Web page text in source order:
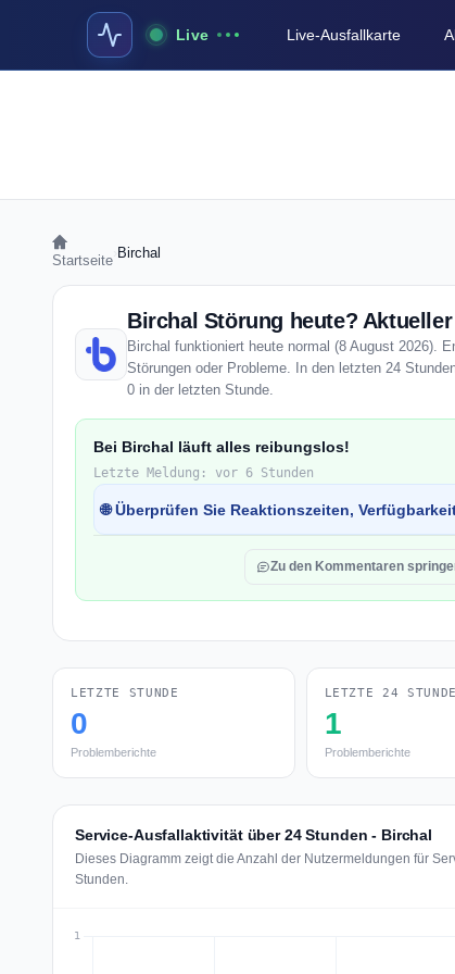
Live Live-Ausfallkarte
Startseite Birchal
Birchal Störung heute?
Birchal funktioniert heute normal (8 August 2026).
Störungen oder Probleme. In den letzten 24
0 in der letzten Stunde.
Bei Birchal läuft alles reibungslos!
Letzte Meldung: vor 6 Stunden
🌐 Überprüfen Sie Reaktionszeiten,
Zu den Kommentaren
LETZTE STUNDE
0
Problemberichte
LETZTE 24
1
Problemberichte
Service-Ausfallaktivität über 24 Stunden - Birchal
Dieses Diagramm zeigt die Anzahl der Nutzermeldungen für
Stunden.